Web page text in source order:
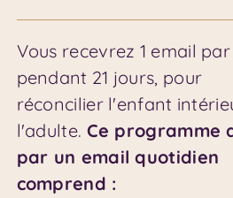
Vous recevrez 1 email
pendant 21 jours, pour
réconcilier l'enfant
l'adulte. Ce programme
par un email quotidien
comprend :